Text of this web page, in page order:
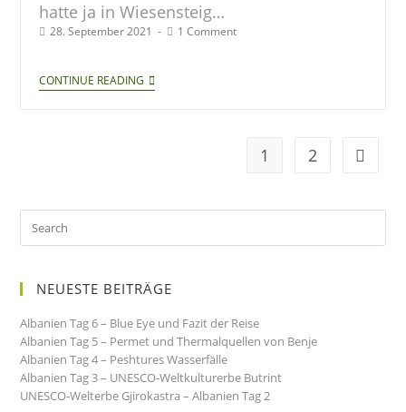
hatte ja in Wiesensteig…
28. September 2021 1 Comment
CONTINUE READING
1 2
NEUESTE BEITRÄGE
Albanien Tag 6 – Blue Eye und Fazit der Reise
Albanien Tag 5 – Permet und Thermalquellen von Benje
Albanien Tag 4 – Peshtures Wasserfälle
Albanien Tag 3 – UNESCO-Weltkulturerbe Butrint
UNESCO-Welterbe Gjirokastra – Albanien Tag 2